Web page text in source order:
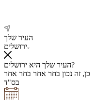
העיר שלך
ירושלים
העיר שלך היא ירושלים?
כן, זה נכון בחר אחר בחר אחר
בס"ד